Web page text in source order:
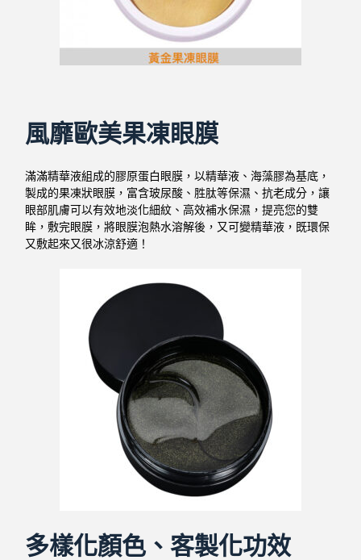
風靡歐美果凍眼膜
滿滿精華液組成的膠原蛋白眼膜，以精華液、海藻膠為基底，
製成的果凍狀眼膜，富含玻尿酸、胜肽等保濕、抗老成分，讓
眼部肌膚可以有效地淡化細紋、高效補水保濕，提亮您的雙
眸，敷完眼膜，將眼膜泡熱水溶解後，又可變精華液，既環保
又敷起來又很冰涼舒適！
多樣化顏色、客製化功效